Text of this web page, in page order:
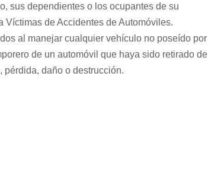
sus dependientes o los ocupantes de su
de Accidentes de Automóviles.
al manejar cualquier vehículo no poseído por
de un automóvil que haya sido retirado de
pérdida, daño o destrucción.